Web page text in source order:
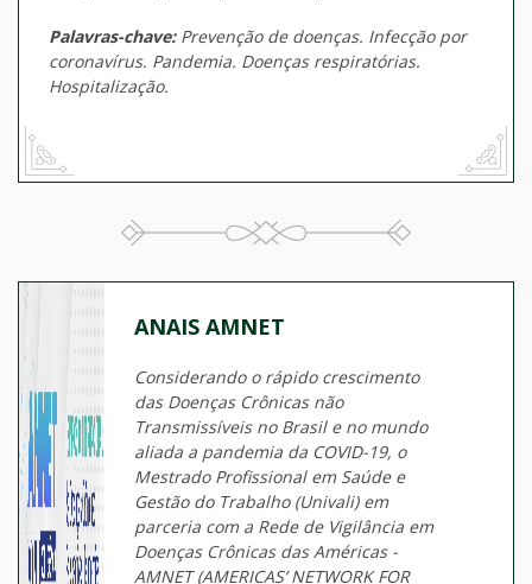
Palavras-chave:Prevenção de doenças. Infecção por
coronavírus. Pandemia. Doenças respiratórias.
Hospitalização.
ANAIS AMNET
Considerando o rápido crescimento
das Doenças Crônicas não
Transmissíveis no Brasil e no mundo
aliada a pandemia da COVID-19, o
Mestrado Profissional em Saúde e
Gestão do Trabalho (Univali) em
parceria com a Rede de Vigilância em
Doenças Crônicas das Américas -
AMNET (AMERICAS’ NETWORK FOR